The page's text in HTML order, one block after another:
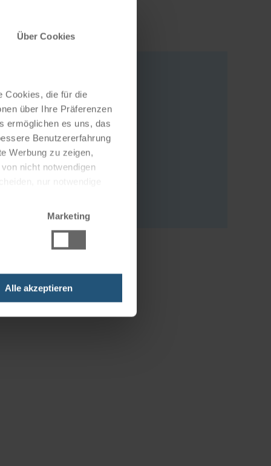
Über Cookies
Cookies, die für die
über Ihre Präferenzen
ermöglichen es uns, das
Benutzererfahrung
Werbung zu zeigen,
nicht notwendigen
Marketing
Alle akzeptieren
Address
Gerbergasse 16
97877 Wertheim
Deutschland